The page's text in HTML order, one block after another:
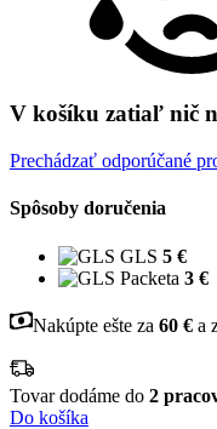
V košíku zatiaľ nič
Prechádzať odporúčané
Spôsoby doručenia
GLS 5 €
Packeta 3 €
Nakúpte ešte za 60 € a
Tovar dodáme do 2
Do košíka